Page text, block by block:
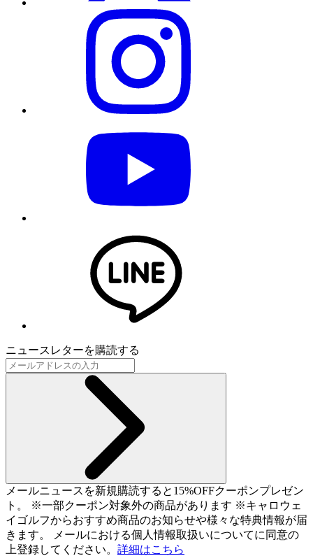
ニュースレターを購読する
メールニュースを新規購読すると15%OFFクーポンプレゼン
ト。 ※一部クーポン対象外の商品があります ※キャロウェ
イゴルフからおすすめ商品のお知らせや様々な特典情報が届
きます。 メールにおける個人情報取扱いについてに同意の
上登録してください。 詳細はこちら